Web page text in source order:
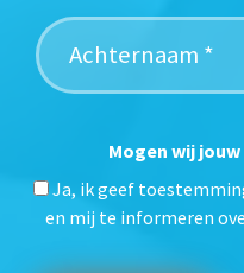
Mogen wij
Ja, ik geef
en mij te informeren